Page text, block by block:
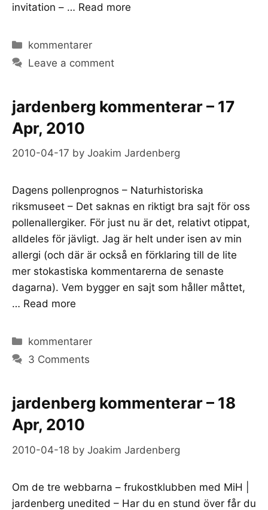
invitation – … Read more
Categories
kommentarer
Leave a comment
jardenberg kommenterar – 17
Apr, 2010
2010-04-17 by Joakim Jardenberg
Dagens pollenprognos – Naturhistoriska
riksmuseet – Det saknas en riktigt bra sajt för oss
pollenallergiker. För just nu är det, relativt otippat,
alldeles för jävligt. Jag är helt under isen av min
allergi (och där är också en förklaring till de lite
mer stokastiska kommentarerna de senaste
dagarna). Vem bygger en sajt som håller måttet,
… Read more
Categories
kommentarer
3 Comments
jardenberg kommenterar – 18
Apr, 2010
2010-04-18 by Joakim Jardenberg
Om de tre webbarna – frukostklubben med MiH |
jardenberg unedited – Har du en stund över får du